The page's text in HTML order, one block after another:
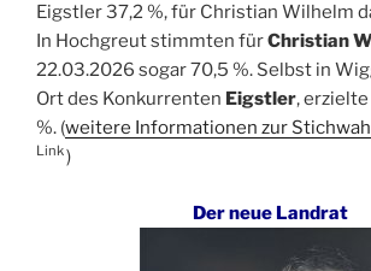
Eigstler 37,2 %, für Christian Wilhelm
In Hochgreut stimmten fürChristian
22.03.2026 sogar 70,5 %. Selbst in
Ort des Konkurrenten Eigstler,
%. (weitere Informationen zur
Link)
Der neue Landrat